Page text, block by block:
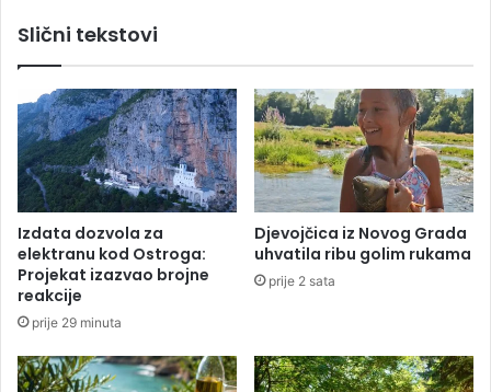
e
ć
e
i
m
a
t
i
z
e
d
n
o
b
i
l
u
B
n
j
a
l
c
i
Slični tekstovi
Izdata dozvola za
elektranu kod Ostroga:
Projekat izazvao brojne
reakcije
prije 29 minuta
Djevojčica iz Novog Grada
uhvatila ribu golim rukama
prije 2 sata